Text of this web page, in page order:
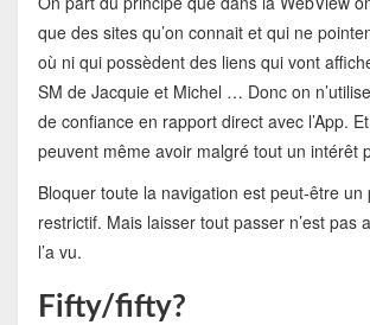
que des sites qu’on connait et qui ne
où ni qui possèdent des liens qui vont
SM de Jacquie et Michel … Donc on
de confiance en rapport direct avec l’App.
peuvent même avoir malgré tout un intérêt
Bloquer toute la navigation est peut-être un
restrictif. Mais laisser tout passer n’est pas
l’a vu.
Fifty/fifty?